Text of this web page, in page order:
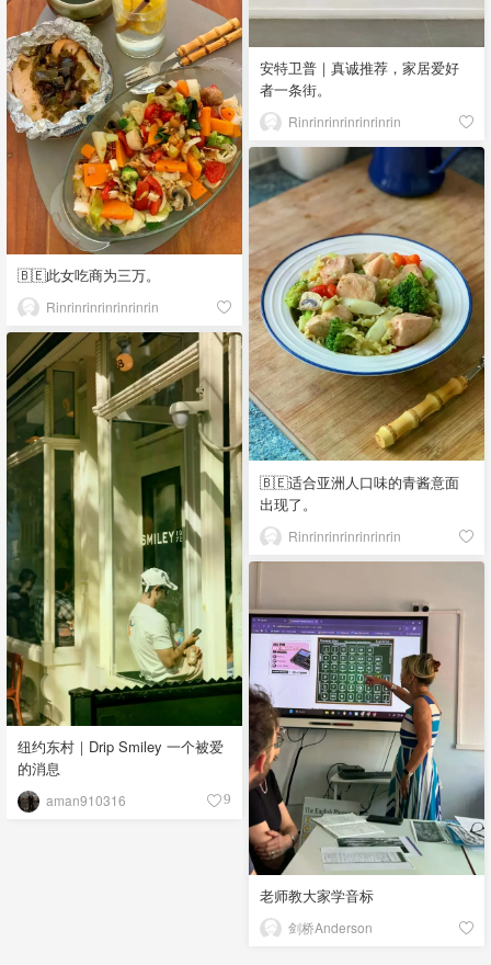
安特卫普｜真诚推荐，家居爱好
者一条街。
Rinrinrinrinrinrinrin
🇧🇪此女吃商为三万。
Rinrinrinrinrinrinrin
🇧🇪适合亚洲人口味的青酱意面
出现了。
Rinrinrinrinrinrinrin
纽约东村｜Drip Smiley 一个被爱
的消息
aman910316 9
老师教大家学音标
剑桥Anderson